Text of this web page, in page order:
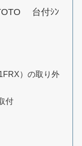
台付ｼﾝ
）の取り外
付